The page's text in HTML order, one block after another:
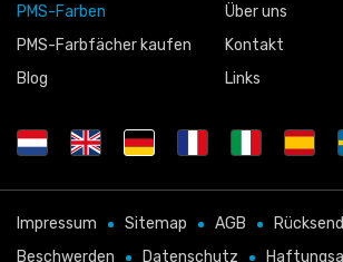
PMS-Farben
PMS-Farbfächer kaufen
Blog
Über uns
Kontakt
Links
Impressum Sitemap AGB
Beschwerden
Datenschutz